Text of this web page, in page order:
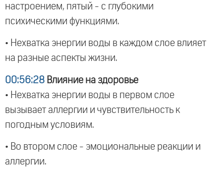
настроением, пятый - с глубокими
психическими функциями.
• Нехватка энергии воды в каждом слое влияет
на разные аспекты жизни.
00:56:28 Влияние на здоровье
• Нехватка энергии воды в первом слое
вызывает аллергии и чувствительность к
погодным условиям.
• Во втором слое - эмоциональные реакции и
аллергии.